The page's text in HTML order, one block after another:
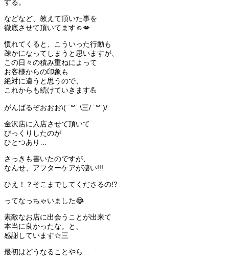
する。
などなど、教えて頂いた事を
徹底させて頂いてます☺️💋
慣れてくると、こういった行動も
疎かになってしまうと思いますが、
この日々の積み重ねによって
お客様からの印象も
絶対に違うと思うので、
これからも続けていきます💪
がんばるぞおおお\( ˙꒳​˙ \三/ ˙꒳​˙)/
金沢店に入店させて頂いて
びっくりしたのが
ひとつあり…
さっきも書いたのですが、
なんせ、アフターケアが凄い!!!
ひえ！？そこまでしてくださるの!?
ってなっちゃいました😂
素敵なお店に出会うことが出来て
本当に良かったな。と、
感謝しています☆三
最初はどうなることやら…